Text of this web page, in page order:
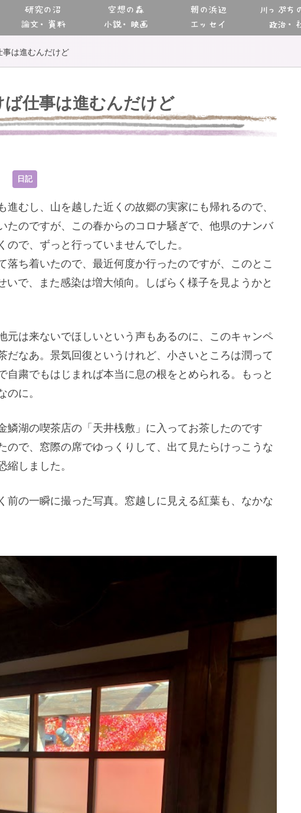
研究の沼
論文・資料
空想の森
小説・映画
朝の浜辺
エッセイ
川っぷち
政治・
事は進むんだけど
ば仕事は進むんだけど
日記
進むし、山を越した近くの故郷の実家にも帰れるので、
たのですが、この春からのコロナ騒ぎで、他県のナンバ
で、ずっと行っていませんでした。
落ち着いたので、最近何度か行ったのですが、このとこ
いで、また感染は増大傾向。しばらく様子を見ようかと
元は来ないでほしいという声もあるのに、このキャンペ
だなあ。景気回復というけれど、小さいところは潤って
自粛でもはじまれば本当に息の根をとめられる。もっと
のに。
鱗湖の喫茶店の「天井桟敷」に入ってお茶したのです
ので、窓際の席でゆっくりして、出て見たらけっこうな
縮しました。
前の一瞬に撮った写真。窓越しに見える紅葉も、なかな